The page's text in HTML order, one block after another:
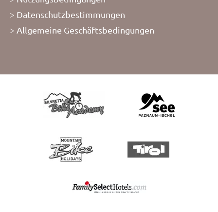
Datenschutzbestimmungen
Allgemeine Geschäftsbedingungen